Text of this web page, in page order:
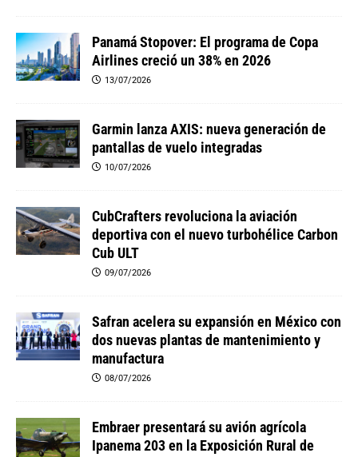
Panamá Stopover: El programa de Copa
Airlines creció un 38% en 2026
13/07/2026
Garmin lanza AXIS: nueva generación de
pantallas de vuelo integradas
10/07/2026
CubCrafters revoluciona la aviación
deportiva con el nuevo turbohélice Carbon
Cub ULT
09/07/2026
Safran acelera su expansión en México con
dos nuevas plantas de mantenimiento y
manufactura
08/07/2026
Embraer presentará su avión agrícola
Ipanema 203 en la Exposición Rural de